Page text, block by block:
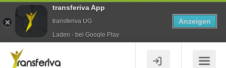
transferiva App
transferiva UG
Laden - bei Google Play
Anzeigen